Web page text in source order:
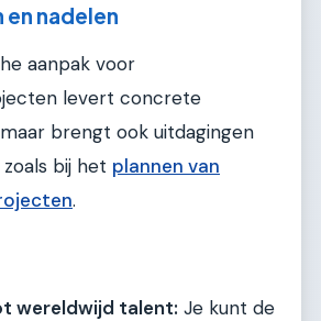
nadelen
aanpak voor
levert concrete
brengt ook uitdagingen
bij het plannen van
.
wereldwijd talent: Je kunt de